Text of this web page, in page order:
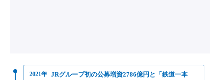
2021年 JRグループ初の公募増資2786億円と「鉄道一本